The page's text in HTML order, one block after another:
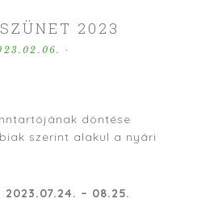
2023
·
döntése
szerint alakul a nyári
– 08.25.